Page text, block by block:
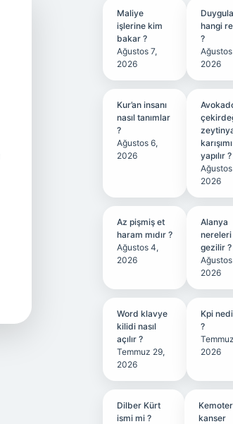
Maliye
işlerine kim
bakar ?
Ağustos 7,
2026
hangi
?
2026
Kur’an insanı
nasıl tanımlar
?
Ağustos 6,
2026
yapılır ?
2026
Az pişmiş et
haram mıdır ?
Ağustos 4,
2026
Alanya
nereleri
gezilir ?
2026
Word klavye
kilidi nasıl
açılır ?
Temmuz 29,
2026
Kpi
?
2026
Dilber Kürt
ismi mi ?
kanser